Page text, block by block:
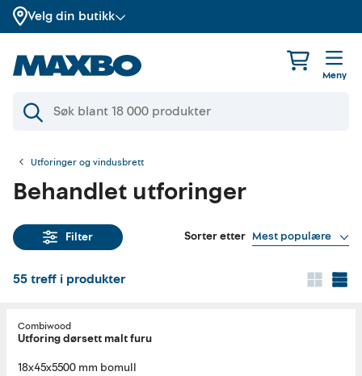
Velg din butikk
Meny
Utforinger og vindusbrett
Behandlet utforinger
Filter Sorter etter Mest populære
55treff i produkter
Combiwood
Utforing dørsett malt furu
18x45x5500 mm bomull